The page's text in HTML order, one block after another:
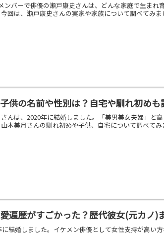
ンバーで俳優の瀬戸康史さんは、どんな家庭で生ま
回は、瀬戸康史さんの実家や家族について調べてみ
供の名前や性別は？自宅や馴れ初めも
んは、2020年に結婚しました。「美男美女夫婦」と
本美月さんの馴れ初めや子供、自宅について調べて
遍歴がすごかった？歴代彼女(元カノ)
結婚しました。イケメン俳優として女性支持が高い